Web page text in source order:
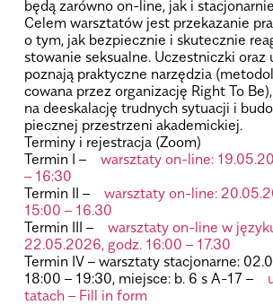
będą zarówno on-line, jak i
Celem warsz­ta­tów jest prze­ka­za­nie
o tym, jak bez­piecz­nie i sku­tecz­nie
sto­wa­nie sek­su­alne. Uczest­niczki oraz
poznają prak­tyczne narzę­dzia
co­wana przez orga­ni­za­cję Right To
na deeska­la­cję trud­nych sytu­acji i
piecz­nej prze­strzeni aka­de­mic­kiej.
Ter­miny i reje­stra­cja (Zoom)
Ter­min I –
warsz­taty on-line:
– 16:30
Ter­min II –
warsz­taty on-line:
15:00 – 16.30
Ter­min III –
warsz­taty on-line w
22.05.2026, godz. 16:00 – 17.30
Ter­min IV – warsz­taty sta­cjo­narne:
18:00 – 19:30, miej­sce: b. 6 s A-17 –
ta­tach – Fill in form